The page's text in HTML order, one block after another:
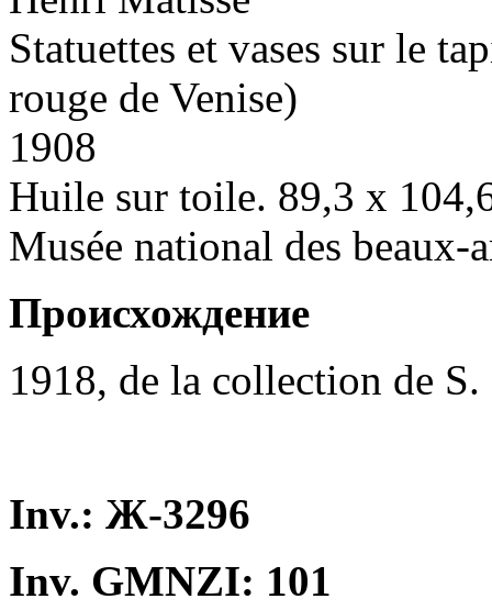
Statuettes et vases sur le
rouge de Venise)
1908
Huile sur toile. 89,3 x
Musée national des beaux-
Происхождение
1918, de la collection de
Inv.: Ж-3296
Inv. GMNZI: 101